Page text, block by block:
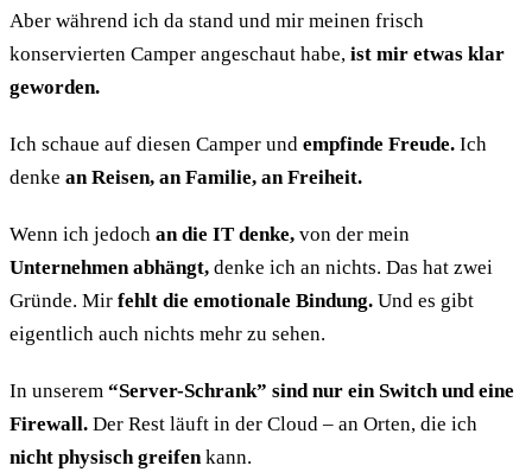
Aber während ich da stand und mir meinen frisch
konservierten Camper angeschaut habe, ist mir etwas klar
geworden.
Ich schaue auf diesen Camper und empfinde Freude. Ich
denke an Reisen, an Familie, an Freiheit.
Wenn ich jedoch an die IT denke, von der mein
Unternehmen abhängt, denke ich an nichts. Das hat zwei
Gründe. Mir fehlt die emotionale Bindung. Und es gibt
eigentlich auch nichts mehr zu sehen.
In unserem “Server-Schrank” sind nur ein Switch und eine
Firewall. Der Rest läuft in der Cloud – an Orten, die ich
nicht physisch greifenkann.